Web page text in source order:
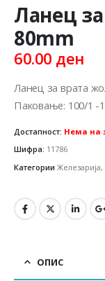
Ланец
80mm
60.00 ден
Ланец за врата
Паковање: 100/1 -
Достапност: Нема на
Шифра: 11786
Категории
ОПИС